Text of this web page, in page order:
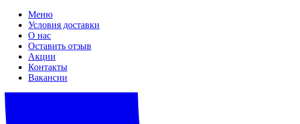
Меню
Условия доставки
О нас
Оставить отзыв
Акции
Контакты
Вакансии